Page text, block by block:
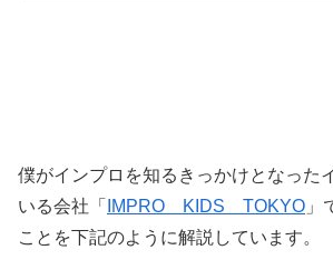
僕がインプロを知るきっかけとなった
いる会社「
IMPRO KIDS TOKYO 」
ことを下記のように解説しています。